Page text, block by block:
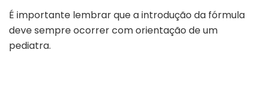
É importante lembrar que a introdução da fórmula
deve sempre ocorrer com orientação de um
pediatra.